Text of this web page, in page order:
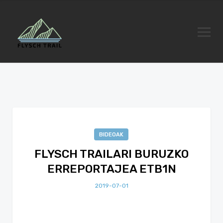
BIDEOAK
FLYSCH TRAILARI BURUZKO
ERREPORTAJEA ETB1N
2019-07-01